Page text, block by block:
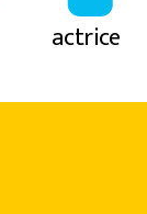
actrice